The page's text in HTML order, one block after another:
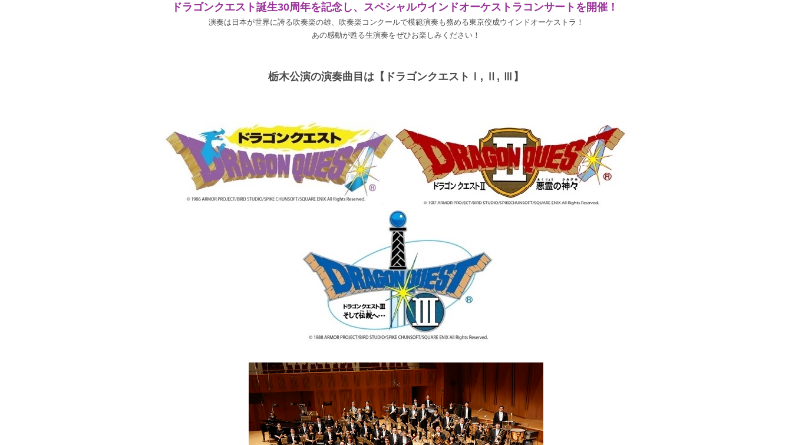
ドラゴンクエスト誕生30周年を記念し、 スペシャルウインドオーケストラコンサートを開催！
演奏は日本が世界に誇る吹奏楽の雄、吹奏楽コンクールで模範演奏も務める東京佼成ウインドオーケストラ！
あの感動が甦る生演奏をぜひお楽しみください！
栃木公演の演奏曲目は【ドラゴンクエストⅠ, Ⅱ, Ⅲ】